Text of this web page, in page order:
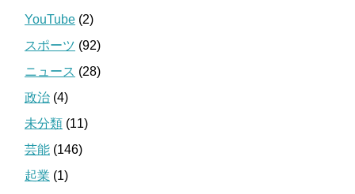
YouTube (2)
スポーツ (92)
ニュース (28)
政治 (4)
未分類 (11)
芸能 (146)
起業 (1)